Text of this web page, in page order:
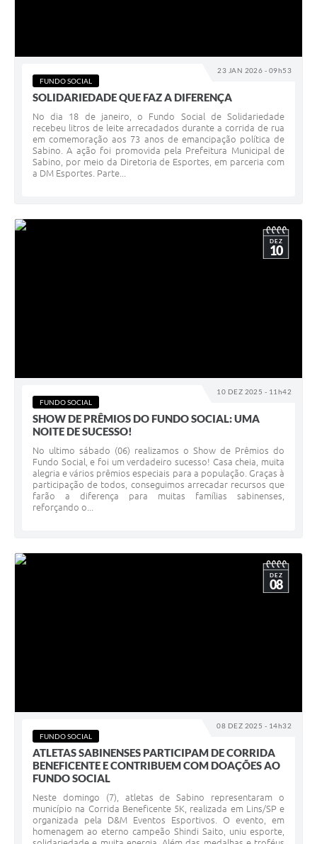
23 JAN 2026 - 09h53
FUNDO SOCIAL
SOLIDARIEDADE QUE FAZ A DIFERENÇA
No dia 18 de janeiro, o Fundo Social de Solidariedade
recebeu litros de leite arrecadados durante a corrida de rua
em comemoração aos 73 anos de emancipação política de
Sabino. A ação foi promovida pela Prefeitura Municipal de
Sabino, por meio da Diretoria de Esportes, em parceria com
a DM Esportes. Parte...
10 DEZ 2025 - 11h42
DEZ
10
FUNDO SOCIAL
SHOW DE PRÊMIOS DO FUNDO SOCIAL: UMA
NOITE DE SUCESSO!
No ultimo sábado (06) realizamos o Show de Prêmios do
Fundo Social, e foi um verdadeiro sucesso! Casa cheia, muita
alegria e vários prêmios especiais para a população. Graças à
participação de todos, conseguimos arrecadar recursos que
farão a diferença para muitas famílias sabinenses,
reforçando o...
08 DEZ 2025 - 14h32
DEZ
08
FUNDO SOCIAL
ATLETAS SABINENSES PARTICIPAM DE CORRIDA
BENEFICENTE E CONTRIBUEM COM DOAÇÕES AO
FUNDO SOCIAL
Neste domingo (7), atletas de Sabino representaram o
município na Corrida Beneficente 5K, realizada em Lins/SP e
organizada pela D&M Eventos Esportivos. O evento, em
homenagem ao eterno campeão Shindi Saito, uniu esporte,